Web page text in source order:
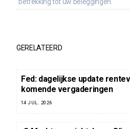
GERELATEERD
Fed: dagelijkse update
komende vergaderingen
14 JUL. 2026